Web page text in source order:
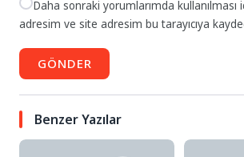
Daha sonraki yorumlarımda kullanılması
adresim ve site adresim bu tarayıcıya
GÖNDER
Benzer Yazılar